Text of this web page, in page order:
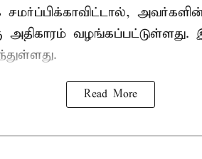
அதிகாரம் வழங்கப்பட்டுள்ளது.
Read More